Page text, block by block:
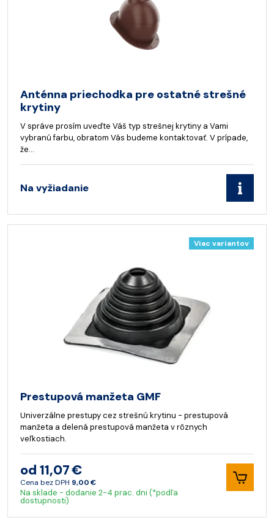
Anténna priechodka pre ostatné strešné
krytiny
V správe prosím uveďte Váš typ strešnej krytiny a Vami
vybranú farbu, obratom Vás budeme kontaktovať. V prípade,
že…
Na vyžiadanie
Viac variantov
Prestupová manžeta GMF
Univerzálne prestupy cez strešnú krytinu - prestupová
manžeta a delená prestupová manžeta v rôznych
veľkostiach.
od 11,07 €
Cena bez DPH 9,00 €
Na sklade - dodanie 2-4 prac. dni (*podľa
dostupnosti)